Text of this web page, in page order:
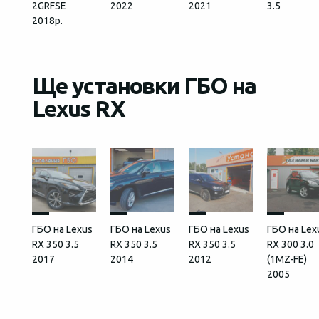
2GRFSЕ
2018р.
2022
2021
3.5
Ще установки ГБО на
Lexus RX
ГБО на Lexus
RX 350 3.5
2017
ГБО на Lexus
RX 350 3.5
2014
ГБО на Lexus
RX 350 3.5
2012
ГБО на
RX 300 3.0
(1MZ-FE)
2005